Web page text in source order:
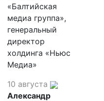
«Балтийская
медиа группа»,
генеральный
директор
холдинга «Ньюс
Медиа»
10 августа
Александр